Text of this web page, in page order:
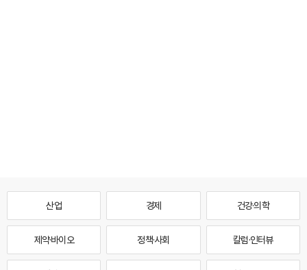
산업 경제 건강·의학
제약·바이오 정책·사회 칼럼·인터뷰